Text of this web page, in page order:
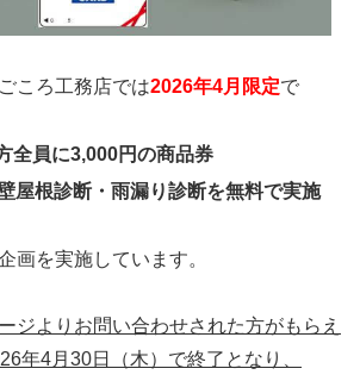
、家族一同とても満足していま
たと聞いて、なんか嬉しく思いま
も勧める機会があれば、紹介した
ころ工務店では2026年4月限定で
全員に3,000円の商品券
屋根診断・雨漏り診断を無料で実施
画を実施しています。
ジよりお問い合わせされた方がもらえ
年4月30日（木）で終了となり、